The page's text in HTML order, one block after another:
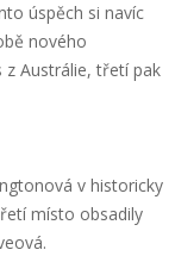
úspěch si navíc
nového
z Austrálie, třetí pak
v historicky
místo obsadily